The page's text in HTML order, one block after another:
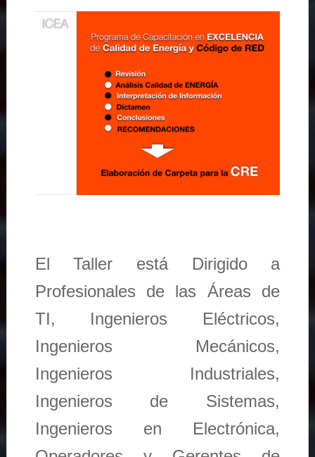
El Taller está Dirigido a
Profesionales de las Áreas de
TI, Ingenieros Eléctricos,
Ingenieros Mecánicos,
Ingenieros Industriales,
Ingenieros de Sistemas,
Ingenieros en Electrónica,